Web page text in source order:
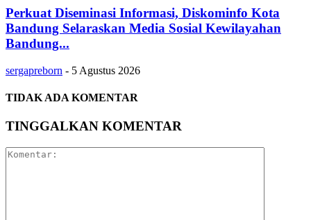
Perkuat Diseminasi Informasi, Diskominfo Kota
Bandung Selaraskan Media Sosial Kewilayahan
Bandung...
sergapreborn - 5 Agustus 2026
TIDAK ADA KOMENTAR
TINGGALKAN KOMENTAR